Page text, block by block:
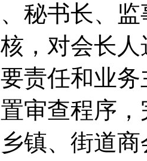
秘书长、
，对会长
责任和业
审查程序
镇、街道